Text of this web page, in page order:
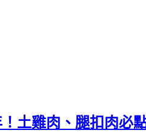
土雞肉、腿扣肉必